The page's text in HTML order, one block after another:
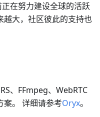
在努力建设全球的活跃
越大，社区彼此的支持也
、FFmpeg、WebRTC
案。 详细请参考Oryx。